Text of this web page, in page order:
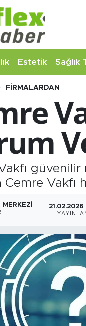
Estetik Sağlık
FIRMALARDAN
Cemre
MERKEZI 21.02.2026
Durumu ve